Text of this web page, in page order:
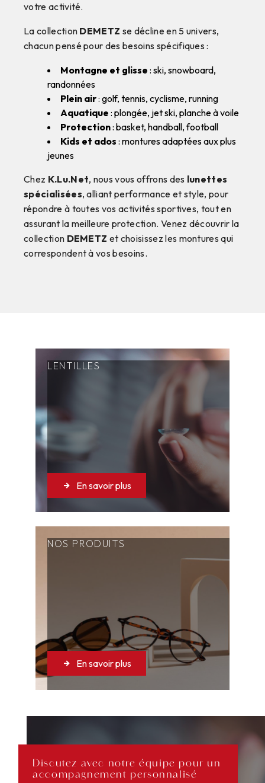
votre activité.
La collection DEMETZ se décline en 5 univers,
chacun pensé pour des besoins spécifiques :
Montagne et glisse : ski, snowboard,
randonnées
Plein air: golf, tennis, cyclisme, running
Aquatique : plongée, jet ski, planche à voile
Protection: basket, handball, football
Kids et ados : montures adaptées aux plus
jeunes
Chez K.Lu.Net, nous vous offrons des lunettes
spécialisées, alliant performance et style, pour
répondre à toutes vos activités sportives, tout en
assurant la meilleure protection. Venez découvrir la
collection DEMETZ et choisissez les montures qui
correspondent à vos besoins.
LENTILLES
En savoir plus
NOS PRODUITS
En savoir plus
Discutez avec notre équipe pour un
accompagnement personnalisé